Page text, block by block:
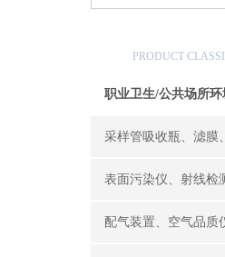
PRODUCT
职业卫生/公共场所
采样管吸收瓶、滤膜
表面污染仪、射线检
配气装置、空气品质